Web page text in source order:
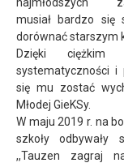
musiał bardzo się
dorównać starszym
Dzięki ciężkim
systematyczności i
się mu zostać
Młodej GieKSy.
W maju 2019 r. na
szkoły odbywały
,,Tauzen zagraj